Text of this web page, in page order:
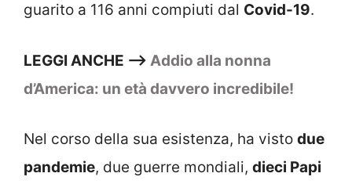
guarito a 116 anni compiuti dal Covid-19.
LEGGI ANCHE –> Addio alla nonna
d’America: un età davvero incredibile!
Nel corso della sua esistenza, ha visto due
pandemie, due guerre mondiali, dieci Papi